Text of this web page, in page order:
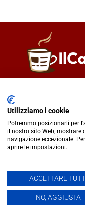
presso il Tribunale di
Utilizziamo i cookie
Potremmo posizionarli per
il nostro sito Web, mostrare
navigazione eccezionale.
aprire le impostazioni.
ACCETTARE
NO, AGGIUSTA